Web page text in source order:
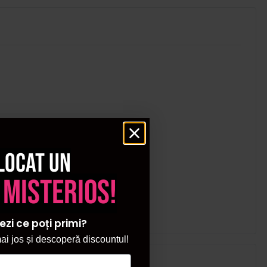
un
ce poți primi?
jos și descoperă discountul!